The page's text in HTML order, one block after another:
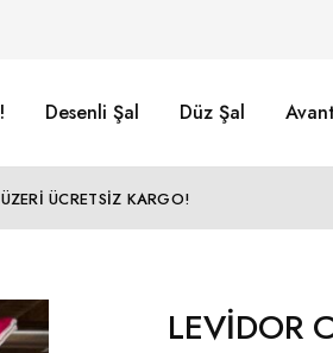
Desenli Şal Düz Şal
ÜCRETSİZ KARGO!
LEVİDOR